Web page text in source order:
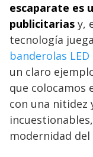
escaparate es
publicitarias y,
tecnología
banderolas
un claro
que colocamos
con una nitidez
modernidad del